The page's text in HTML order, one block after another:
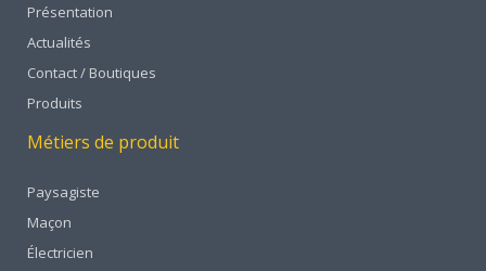
Présentation
Actualités
Contact / Boutiques
Produits
Métiers de produit
Paysagiste
Maçon
Électricien